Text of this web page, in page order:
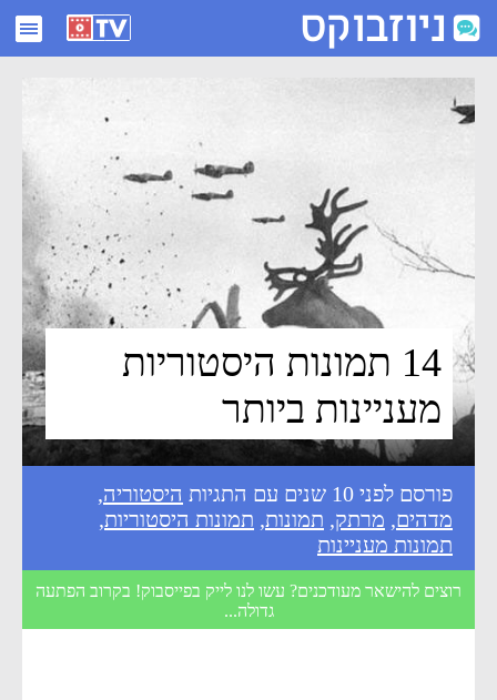
14 תמונות היסטוריות מעניינות ביותר - ניוזבוקס
14 תמונות היסטוריות
מעניינות ביותר
פורסם לפני 10 שנים עם התגיות היסטוריה,
מדהים, מרתק, תמונות, תמונות היסטוריות,
תמונות מעניינות
רוצים להישאר מעודכנים? עשו לנו לייק בפייסבוק! בקרוב הפתעה
גדולה...